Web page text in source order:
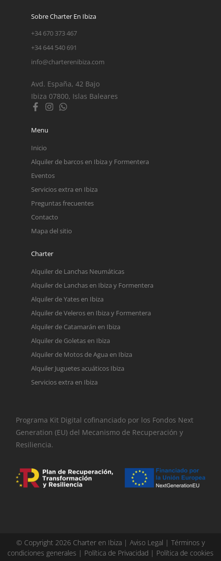
Sobre Charter En Ibiza
+34 670 373 467
+34 644 540 691
info@charterenibiza.com
Avd. España, 42 Bajo
Ibiza 07800, Islas Baleares
Menu
Inicio
Alquiler de barcos en Ibiza y Formentera
Eventos
Servicios extra en Ibiza
Preguntas frecuentes
Contacto
Mapa del sitio
Charter
Alquiler de Lanchas Neumáticas
Alquiler de Lanchas en Ibiza y Formentera
Alquiler de Yates en Ibiza
Alquiler de Veleros en Ibiza y Formentera
Alquiler de Catamarán en Ibiza
Alquiler de Goletas en Ibiza
Alquiler de Motos de Agua en Ibiza
Alquiler Juguetes acuáticos Ibiza
Servicios extra en Ibiza
Programa Kit Digital cofinanciado por los Fondos Next
Generation (EU) del Mecanismo de Recuperación y
Resiliencia.
© Copyright 2026 Charter en Ibiza | Aviso Legal | Términos y
condiciones generales | Política de Privacidad | Política de cookies